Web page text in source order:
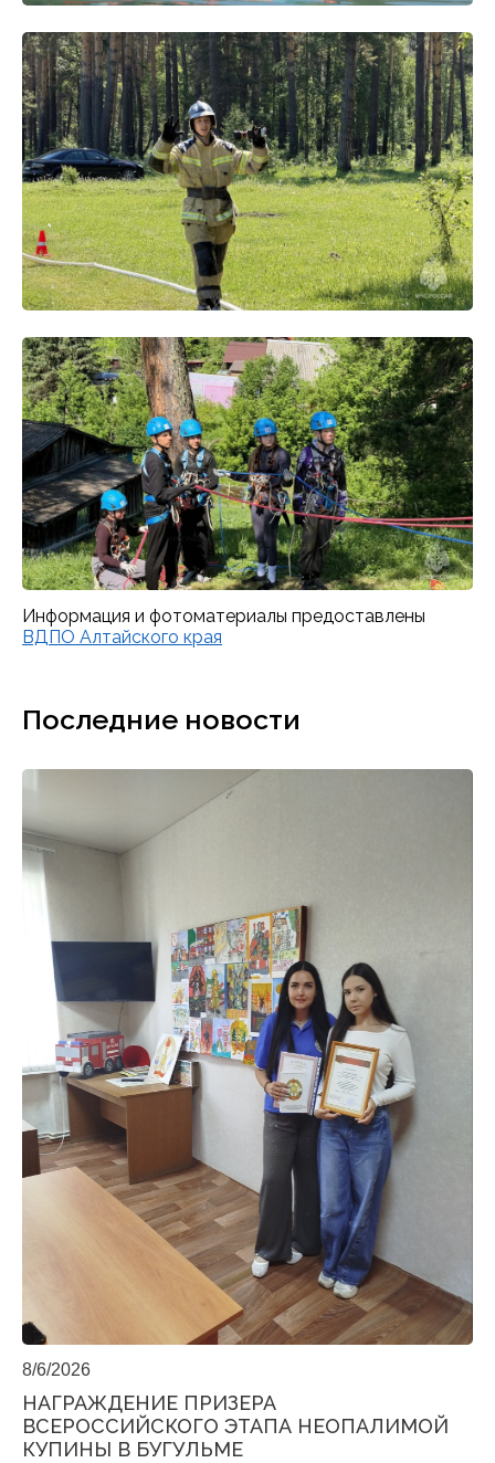
Информация и фотоматериалы предоставлены
ВДПО Алтайского края
Последние новости
8/6/2026
НАГРАЖДЕНИЕ ПРИЗЕРА
ВСЕРОССИЙСКОГО ЭТАПА НЕОПАЛИМОЙ
КУПИНЫ В БУГУЛЬМЕ